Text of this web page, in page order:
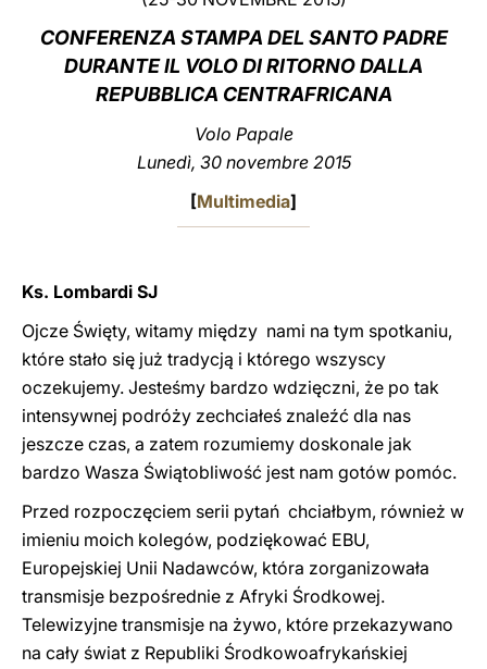
CONFERENZA STAMPA DEL SANTO PADRE
DURANTE IL VOLO DI RITORNO DALLA
REPUBBLICA CENTRAFRICANA
Volo Papale
Lunedì, 30 novembre 2015
[Multimedia]
Ks. Lombardi SJ
Ojcze Święty, witamy między nami na tym spotkaniu,
które stało się już tradycją i którego wszyscy
oczekujemy. Jesteśmy bardzo wdzięczni, że po tak
intensywnej podróży zechciałeś znaleźć dla nas
jeszcze czas, a zatem rozumiemy doskonale jak
bardzo Wasza Świątobliwość jest nam gotów pomóc.
Przed rozpoczęciem serii pytań chciałbym, również w
imieniu moich kolegów, podziękować EBU,
Europejskiej Unii Nadawców, która zorganizowała
transmisje bezpośrednie z Afryki Środkowej.
Telewizyjne transmisje na żywo, które przekazywano
na cały świat z Republiki Środkowoafrykańskiej